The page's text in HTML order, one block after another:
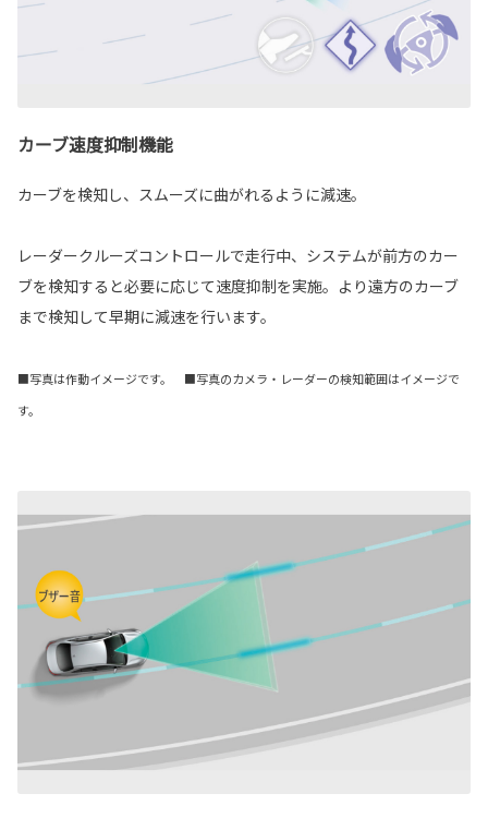
カーブ速度抑制機能
カーブを検知し、スムーズに曲がれるように減速。
レーダークルーズコントロールで走行中、システムが前方のカー
ブを検知すると必要に応じて速度抑制を実施。より遠方のカーブ
まで検知して早期に減速を行います。
■写真は作動イメージです。 ■写真のカメラ・レーダーの検知範囲はイメージで
す。